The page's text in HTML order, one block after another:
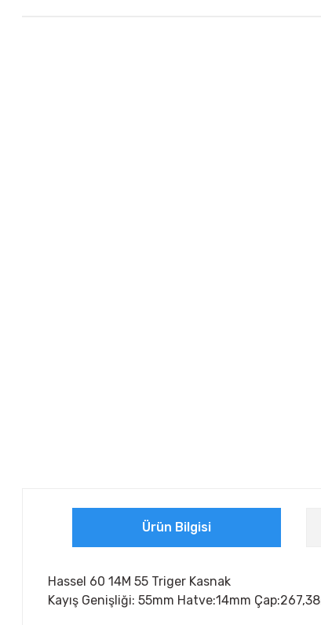
Ürün Bilgisi
Hassel 60 14M 55 Triger Kasnak
Kayış Genişliği: 55mm Hatve:14mm